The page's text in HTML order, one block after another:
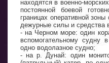
находятся в военно-
постоянной боевой
границах оперативной
дежурные силы и средства
- на Черном море: один
вспомогательному
одно водолазное судно;
- на р. Дунай: один